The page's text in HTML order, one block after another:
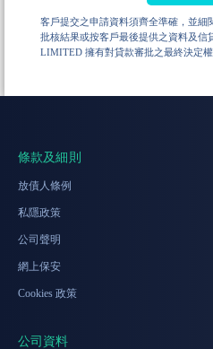
客戶提交之申請資料須齊全準確，並細
批核結果或按客戶最後提供之資料及信
LIMITED 擁有對貸款審批之最終決定權
條款及細則
放債人條例
私隱政策
公司聲明
網上保安
Cookies 政策
公司資料